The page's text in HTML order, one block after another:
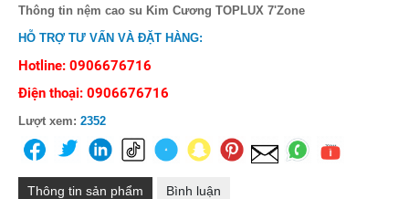
Thông tin nệm cao su Kim Cương TOPLUX 7'Zone
HỖ TRỢ TƯ VẤN VÀ ĐẶT HÀNG:
Hotline: 0906676716
Điện thoại: 0906676716
Lượt xem: 2352
Thông tin sản phẩm Bình luận